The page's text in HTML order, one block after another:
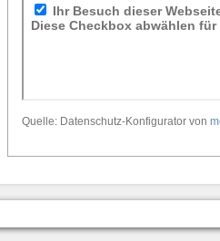
Quelle: Datenschutz-Konfigurator von